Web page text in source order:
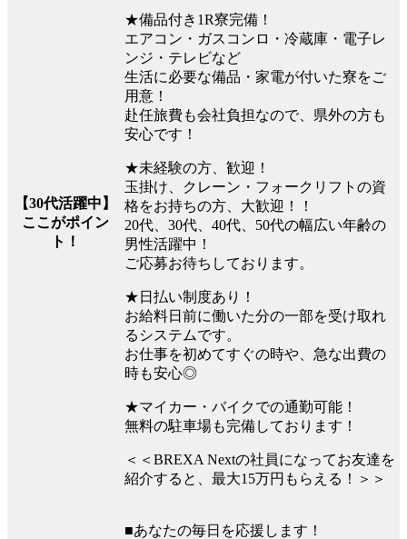
【30代活躍中】
ここがポイン
ト！
★備品付き1R寮完備！
エアコン・ガスコンロ・冷蔵庫・電子レ
ンジ・テレビなど
生活に必要な備品・家電が付いた寮をご
用意！
赴任旅費も会社負担なので、県外の方も
安心です！
★未経験の方、歓迎！
玉掛け、クレーン・フォークリフトの資
格をお持ちの方、大歓迎！！
20代、30代、40代、50代の幅広い年齢の
男性活躍中！
ご応募お待ちしております。
★日払い制度あり！
お給料日前に働いた分の一部を受け取れ
るシステムです。
お仕事を初めてすぐの時や、急な出費の
時も安心◎
★マイカー・バイクでの通勤可能！
無料の駐車場も完備しております！
＜＜BREXA Nextの社員になってお友達を
紹介すると、最大15万円もらえる！＞＞
■あなたの毎日を応援します！